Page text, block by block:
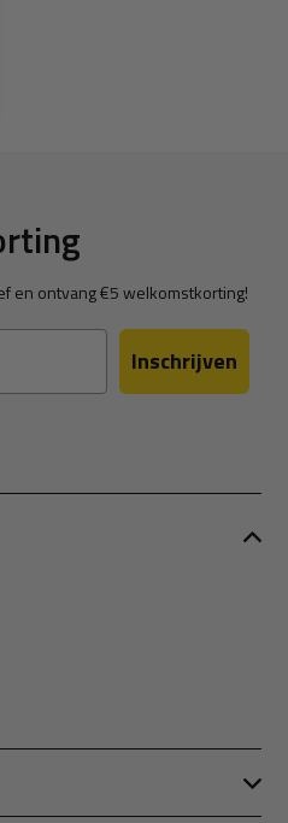
en ontvang €5 welkomstkorting!
Inschrijven